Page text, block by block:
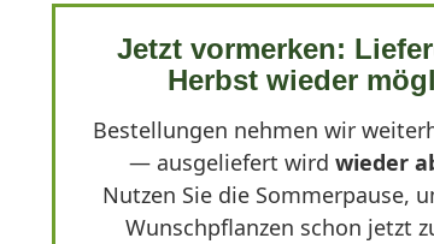
Purpurglöckchen 'Binoche'
Jetzt vormerken:
Herbst wieder
Bestellungen nehmen wir
— ausgeliefert wird wieder
Nutzen Sie die Sommerpause,
Wunschpflanzen schon jetzt